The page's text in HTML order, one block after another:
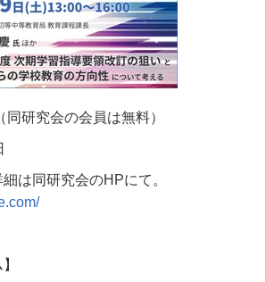
同研究会の会員は無料）
は同研究会のHPにて。